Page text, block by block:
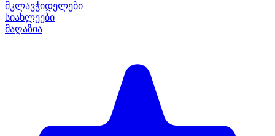
მკლავჭიდელები
სიახლეები
მაღაზია